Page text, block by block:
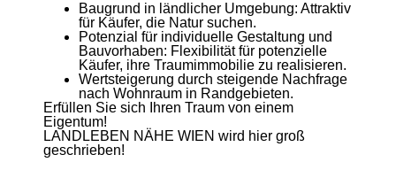
Baugrund in ländlicher Umgebung: Attraktiv
für Käufer, die Natur suchen.
Potenzial für individuelle Gestaltung und
Bauvorhaben: Flexibilität für potenzielle
Käufer, ihre Traumimmobilie zu realisieren.
Wertsteigerung durch steigende Nachfrage
nach Wohnraum in Randgebieten.
Erfüllen Sie sich Ihren Traum von einem
Eigentum!
LANDLEBEN NÄHE WIEN wird hier groß
geschrieben!